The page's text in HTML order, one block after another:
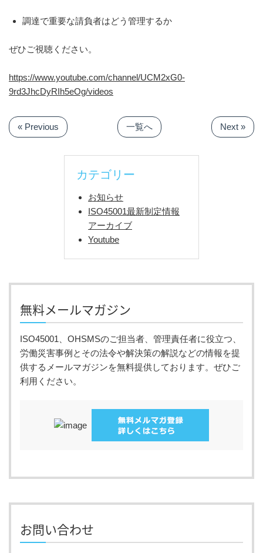
調達で重要な請負者はどう管理するか
ぜひご視聴ください。
https://www.youtube.com/channel/UCM2xG0-
9rd3JhcDyRIh5eOg/videos
« Previous 一覧へ Next »
カテゴリー
お知らせ
ISO45001最新制定情報
アーカイブ
Youtube
無料メールマガジン
ISO45001、OHSMSのご担当者、管理責任者に役立つ、
労働災害事例とその法令や解決策の解説などの情報を提
供するメールマガジンを無料提供しております。ぜひご
利用ください。
お問い合わせ